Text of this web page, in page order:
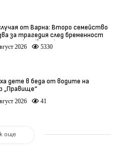
от Варна: Второ семейство
за трагедия след бременност
лекар (видео)
2026 5330
дете в беда от водите на
„Правище“
2026 41
още